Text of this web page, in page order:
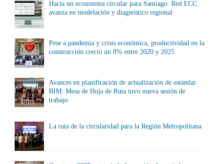
Hacia un ecosistema circular para Santiago: Red ECC
avanza en modelación y diagnóstico regional
Pese a pandemia y crisis económica, productividad en la
construcción creció un 8% entre 2020 y 2025
Avances en planificación de actualización de estándar
BIM: Mesa de Hoja de Ruta tuvo nueva sesión de
trabajo
La ruta de la circularidad para la Región Metropolitana